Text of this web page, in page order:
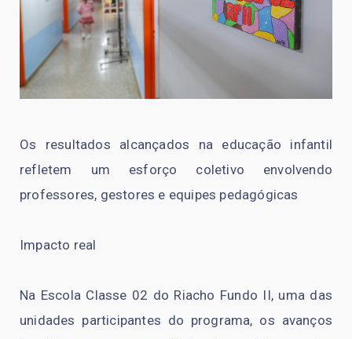
Os resultados alcançados na educação infantil
refletem um esforço coletivo envolvendo
professores, gestores e equipes pedagógicas
Impacto real
Na Escola Classe 02 do Riacho Fundo II, uma das
unidades participantes do programa, os avanços